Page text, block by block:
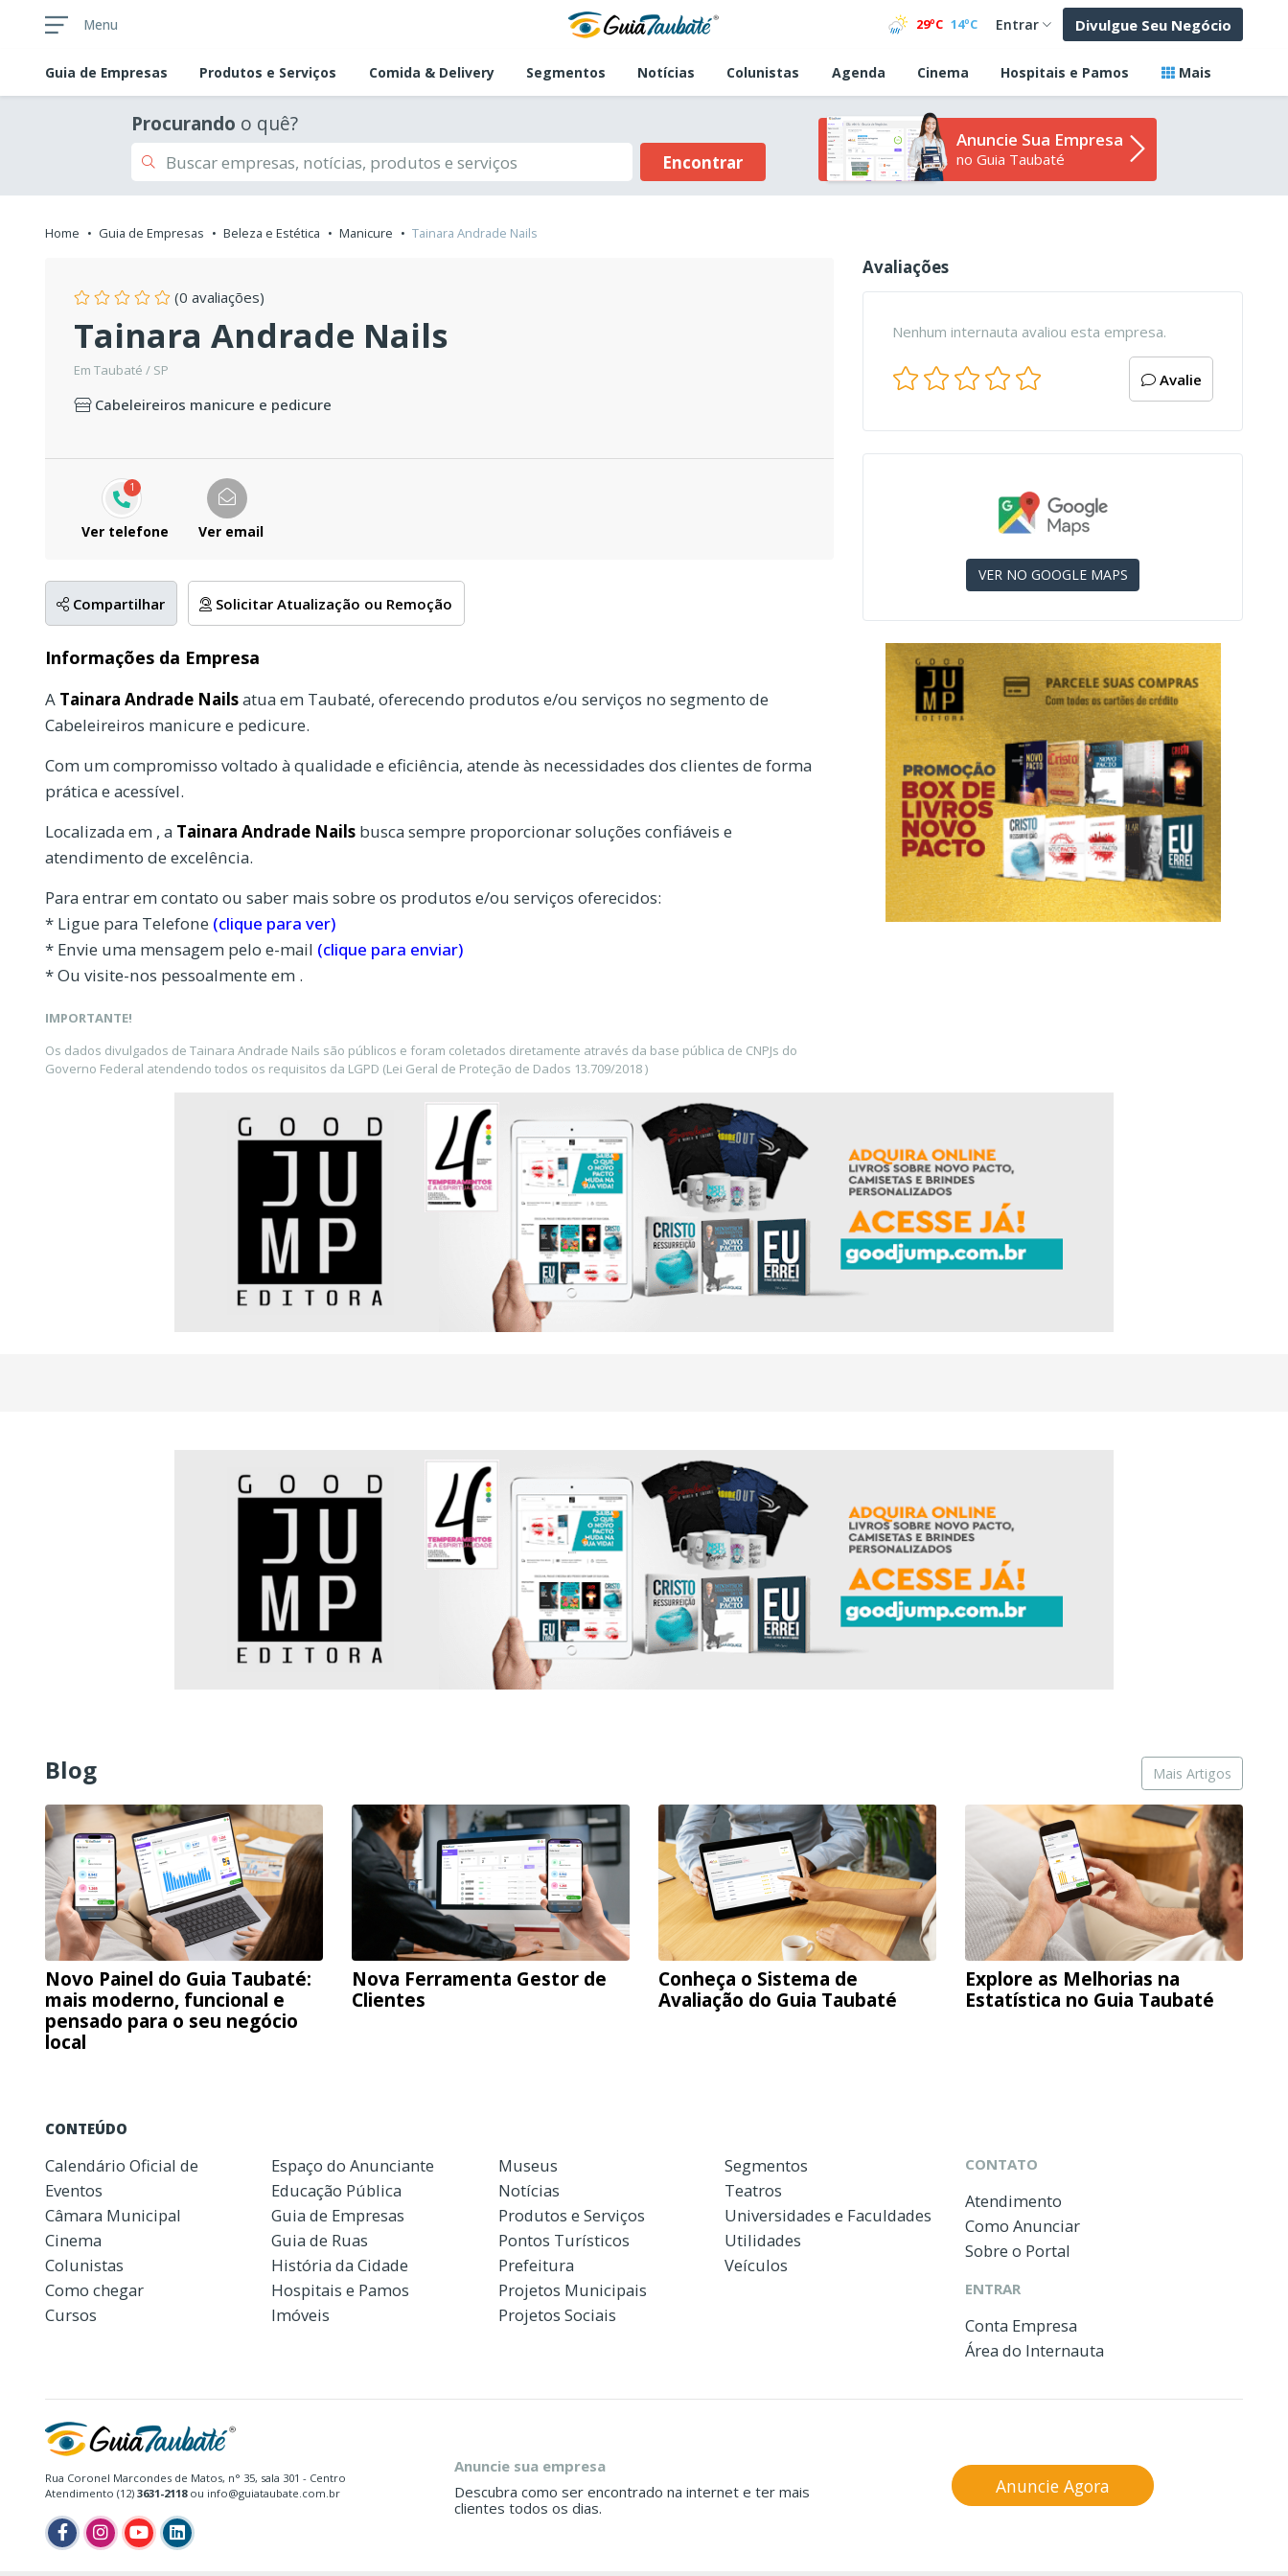
Menu 29ºC 14ºC Entrar Divulgue Seu Negócio
Guia de Empresas Produtos e Serviços Comida & Delivery Segmentos Notícias Colunistas Agenda Cinema Hospitais e Pamos Mais
Procurando o quê?
Encontrar
Anuncie Sua Empresa
no Guia Taubaté
Home Guia de Empresas Beleza e Estética Manicure Tainara Andrade Nails
(0 avaliações)
Tainara Andrade Nails
Em Taubaté / SP
Cabeleireiros manicure e pedicure
1
Ver telefone Ver email
Compartilhar Solicitar Atualização ou Remoção
Informações da Empresa
A Tainara Andrade Nailsatua em Taubaté, oferecendo produtos e/ou serviços no segmento de
Cabeleireiros manicure e pedicure.
Com um compromisso voltado à qualidade e eficiência, atende às necessidades dos clientes de forma
prática e acessível.
Localizada em , a Tainara Andrade Nails busca sempre proporcionar soluções confiáveis e
atendimento de excelência.
Para entrar em contato ou saber mais sobre os produtos e/ou serviços oferecidos:
* Ligue para Telefone (clique para ver)
* Envie uma mensagem pelo e-mail (clique para enviar)
* Ou visite-nos pessoalmente em .
IMPORTANTE!
Os dados divulgados de Tainara Andrade Nails são públicos e foram coletados diretamente através da base pública de CNPJs do
Governo Federal atendendo todos os requisitos da LGPD (Lei Geral de Proteção de Dados 13.709/2018 )
Avaliações
Nenhum internauta avaliou esta empresa.
Avalie
VER NO GOOGLE MAPS
Blog Mais Artigos
Novo Painel do Guia Taubaté:
mais moderno, funcional e
pensado para o seu negócio
local
Nova Ferramenta Gestor de
Clientes
Conheça o Sistema de
Avaliação do Guia Taubaté
Explore as Melhorias na
Estatística no Guia Taubaté
CONTEÚDO
Calendário Oficial de
Eventos
Câmara Municipal
Cinema
Colunistas
Como chegar
Cursos
Espaço do Anunciante
Educação Pública
Guia de Empresas
Guia de Ruas
História da Cidade
Hospitais e Pamos
Imóveis
Museus
Notícias
Produtos e Serviços
Pontos Turísticos
Prefeitura
Projetos Municipais
Projetos Sociais
Segmentos
Teatros
Universidades e Faculdades
Utilidades
Veículos
CONTATO
Atendimento
Como Anunciar
Sobre o Portal
ENTRAR
Conta Empresa
Área do Internauta
Rua Coronel Marcondes de Matos, n° 35, sala 301 - Centro
Atendimento (12) 3631-2118ou info@guiataubate.com.br
Anuncie sua empresa
Descubra como ser encontrado na internet e ter mais
clientes todos os dias.
Anuncie Agora